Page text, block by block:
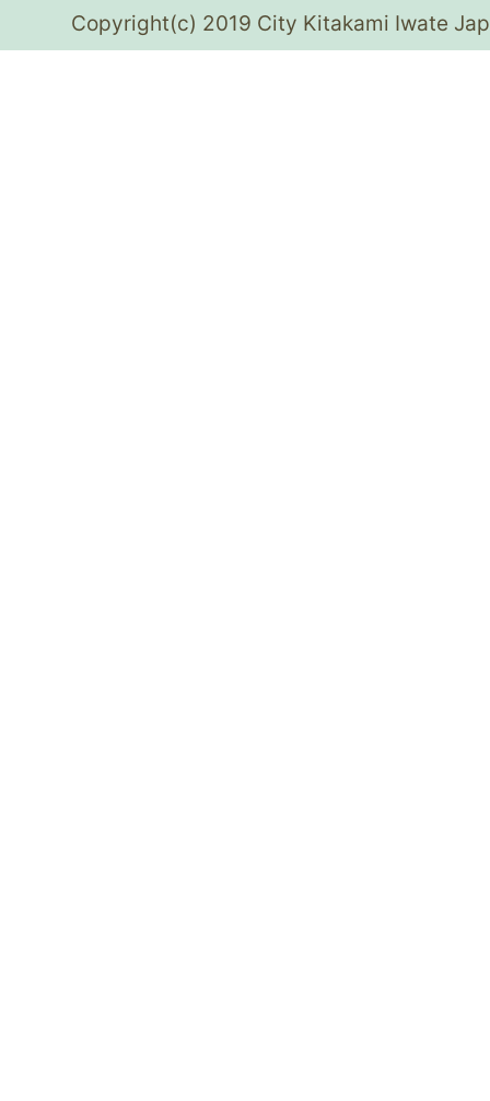
Copyright(c) 2019 City Kitakami Iwate